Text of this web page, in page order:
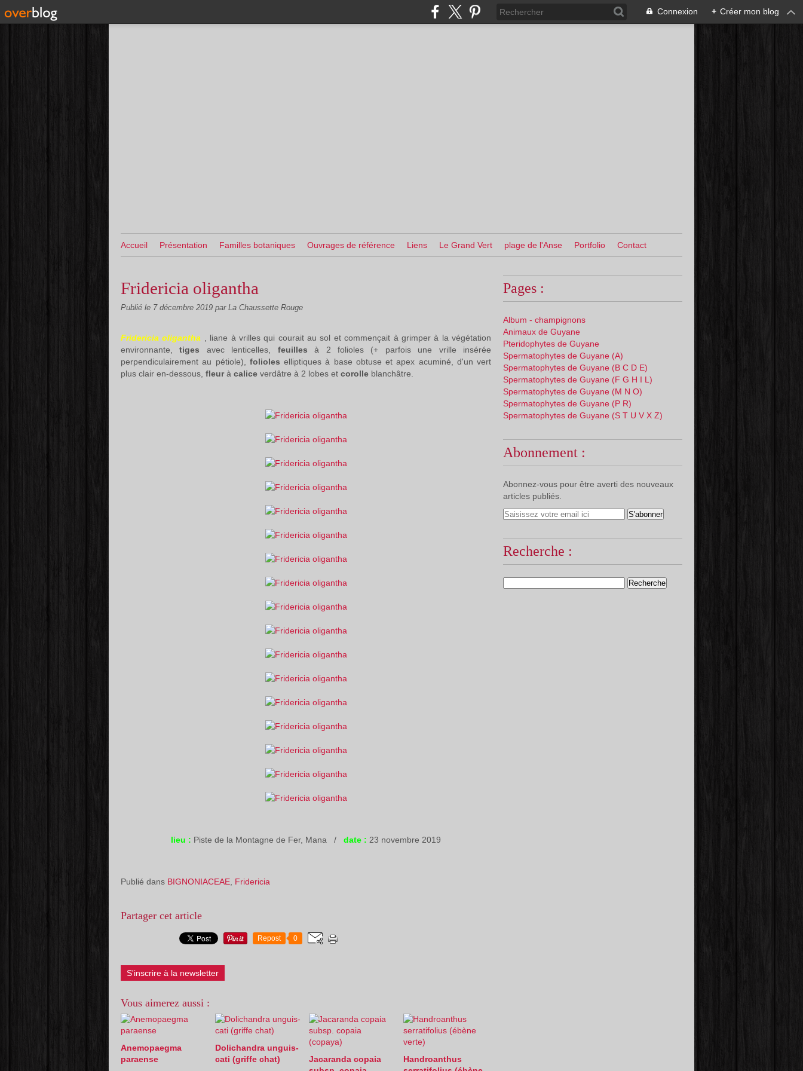
Connexion + Créer mon blog
Accueil Présentation Familles botaniques Ouvrages de référence Liens Le Grand Vert plage de l'Anse Portfolio Contact
Fridericia oligantha
Publié le 7 décembre 2019 par La Chaussette Rouge
Fridericia oligantha , liane à vrilles qui courait au sol et commençait à grimper à la végétation
environnante,tiges avec lenticelles, feuillesà 2 folioles (+ parfois une vrille insérée
perpendiculairement au pétiole), folioles elliptiques à base obtuse et apex acuminé, d'un vert
plus clair en-dessous, fleurà calice verdâtre à 2 lobes et corolle blanchâtre.
lieu : Piste de la Montagne de Fer, Mana / date : 23 novembre 2019
Publié dans BIGNONIACEAE Fridericia
Partager cet article
Repost 0
S'inscrire à la newsletter
Vous aimerez aussi :
Anemopaegma
paraense
Dolichandra unguis-
cati (griffe chat)
Jacaranda copaia
Handroanthus
Pages :
Album - champignons
Animaux de Guyane
Pteridophytes de Guyane
Spermatophytes de Guyane (A)
Spermatophytes de Guyane (B C D E)
Spermatophytes de Guyane (F G H I L)
Spermatophytes de Guyane (M N O)
Spermatophytes de Guyane (P R)
Spermatophytes de Guyane (S T U V X Z)
Abonnement :
Abonnez-vous pour être averti des nouveaux
articles publiés.
Recherche :